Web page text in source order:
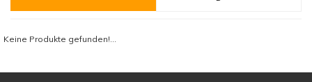
Keine Produkte gefunden!...